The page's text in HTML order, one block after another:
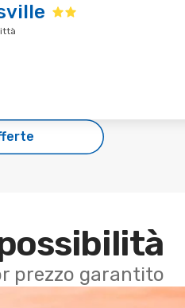
prezzo garantito